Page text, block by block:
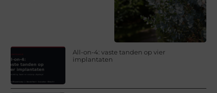
All-on-4: vaste tanden op vier
implantaten